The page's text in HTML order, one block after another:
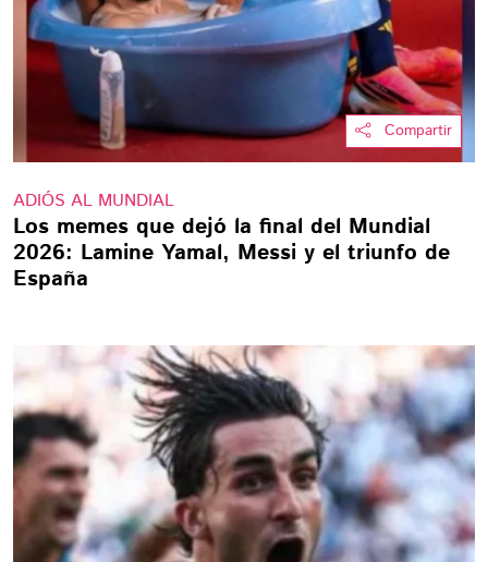
Compartir
ADIÓS AL MUNDIAL
Los memes que dejó la final del Mundial
2026: Lamine Yamal, Messi y el triunfo de
España